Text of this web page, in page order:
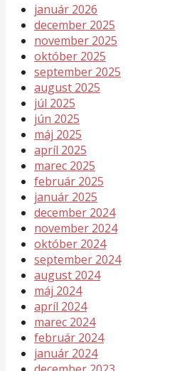
január 2026
december 2025
november 2025
október 2025
september 2025
august 2025
júl 2025
jún 2025
máj 2025
apríl 2025
marec 2025
február 2025
január 2025
december 2024
november 2024
október 2024
september 2024
august 2024
máj 2024
apríl 2024
marec 2024
február 2024
január 2024